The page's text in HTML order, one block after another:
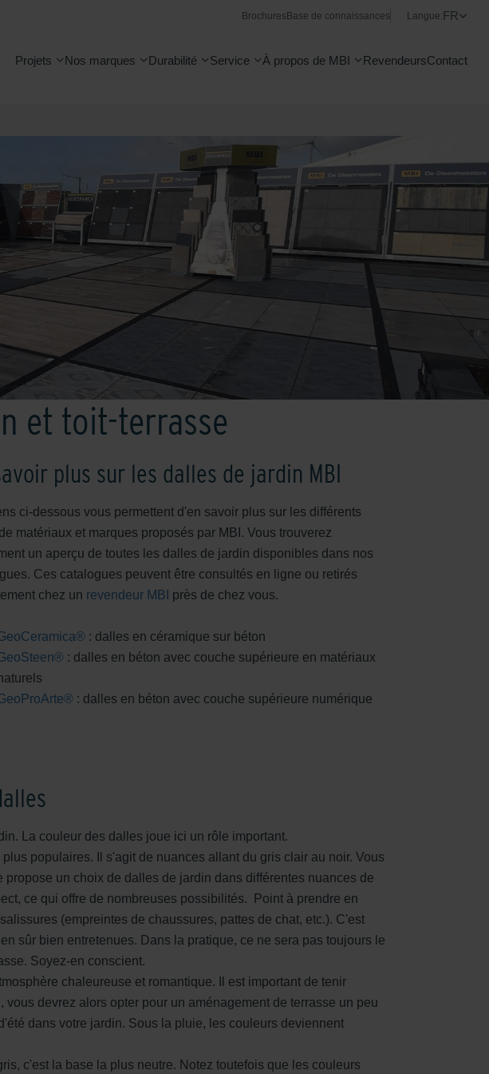
Brochures Base de connaissances Langue:FR
Projets Nos marques Durabilité Service À propos de MBI RevendeursContact
et toit-terrasse
plus sur les dalles de jardin MBI
ci-dessous vous permettent d'en savoir plus sur les différents
matériaux et marques proposés par MBI. Vous trouverez
un aperçu de toutes les dalles de jardin disponibles dans nos
Ces catalogues peuvent être consultés en ligne ou retirés
chez un revendeur MBI près de chez vous.
: dalles en céramique sur béton
: dalles en béton avec couche supérieure en matériaux
: dalles en béton avec couche supérieure numérique
La couleur des dalles joue ici un rôle important.
populaires. Il s'agit de nuances allant du gris clair au noir. Vous
un choix de dalles de jardin dans différentes nuances de
ce qui offre de nombreuses possibilités. Point à prendre en
(empreintes de chaussures, pattes de chat, etc.). C'est
sûr bien entretenues. Dans la pratique, ce ne sera pas toujours le
Soyez-en conscient.
chaleureuse et romantique. Il est important de tenir
devrez alors opter pour un aménagement de terrasse un peu
dans votre jardin. Sous la pluie, les couleurs deviennent
c'est la base la plus neutre. Notez toutefois que les couleurs